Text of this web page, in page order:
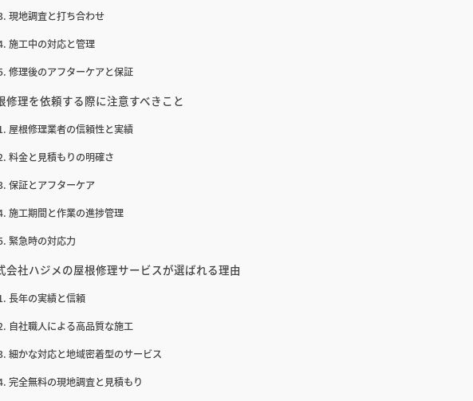
現地調査と打ち合わせ
施工中の対応と管理
修理後のアフターケアと保証
修理を依頼する際に注意すべきこと
屋根修理業者の信頼性と実績
料金と見積もりの明確さ
保証とアフターケア
施工期間と作業の進捗管理
緊急時の対応力
会社ハジメの屋根修理サービスが選ばれる理由
長年の実績と信頼
自社職人による高品質な施工
細かな対応と地域密着型のサービス
完全無料の現地調査と見積もり